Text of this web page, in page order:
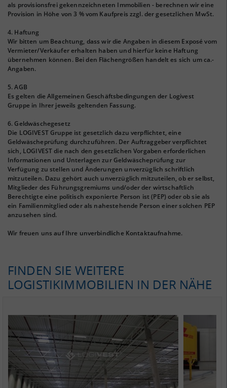
als provisionsfrei gekennzeichneten Immobilien - berechnen wir eine
Provision in Höhe von 3 % vom Kaufpreis zzgl. der gesetzlichen MwSt.
4. Haftung
Wir bitten um Beachtung, dass wir die Angaben in diesem Exposé vom
Vermieter/Verkäufer erhalten haben und hierfür keine Haftung
übernehmen können. Bei den Flächengrößen handelt es sich um ca.-
Angaben.
5. AGB
Es gelten die Allgemeinen Geschäftsbedingungen der Logivest
Gruppe in Ihrer jeweils geltenden Fassung.
6. Geldwäschegesetz
Die LOGIVEST Gruppe ist gesetzlich dazu verpflichtet, eine
Geldwäscheprüfung durchzuführen. Der Auftraggeber verpflichtet
sich, LOGIVEST die nach den gesetzlichen Vorgaben erforderlichen
Informationen und Unterlagen zur Geldwäscheprüfung zur
Verfügung zu stellen und Änderungen unverzüglich schriftlich
mitzuteilen. Dazu gehört auch unverzüglich mitzuteilen, ob er selbst,
Mitglieder des Führungsgremiums und/oder der wirtschaftlich
Berechtigte eine politisch exponierte Person ist (PEP) oder ob sie als
ein Familienmitglied oder als nahestehende Person einer solchen PEP
anzusehen sind.
Wir freuen uns auf Ihre unverbindliche Kontaktaufnahme.
FINDEN SIE WEITERE
LOGISTIKIMMOBILIEN IN DER NÄHE